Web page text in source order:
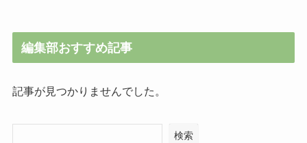
編集部おすすめ記事
記事が見つかりませんでした。
検索